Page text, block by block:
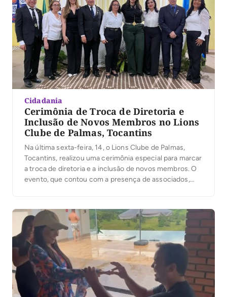
Cidadania
Cerimônia de Troca de Diretoria e
Inclusão de Novos Membros no Lions
Clube de Palmas, Tocantins
Na última sexta-feira, 14, o Lions Clube de Palmas,
Tocantins, realizou uma cerimônia especial para marcar
a troca de diretoria e a inclusão de novos membros. O
evento, que contou com a presença de associados,
ações sociais na comunidade. […]